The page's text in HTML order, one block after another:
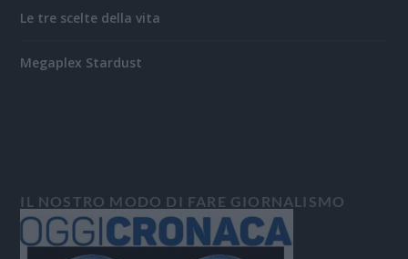
Le tre scelte della vita
Megaplex Stardust
IL NOSTRO MODO DI FARE GIORNALISMO